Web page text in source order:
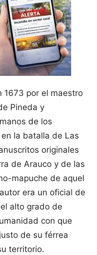
1673 por el maestro
Pineda y
de los
la batalla de Las
originales
de Arauco y de las
mapuche de aquel
era un oficial de
alto grado de
con que
de su férrea
territorio.